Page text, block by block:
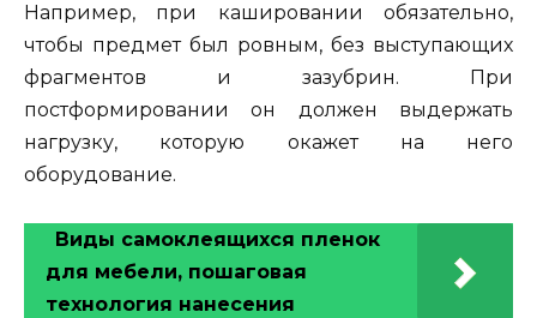
Например, при кашировании обязательно,
чтобы предмет был ровным, без выступающих
фрагментов и зазубрин. При
постформировании он должен выдержать
нагрузку, которую окажет на него
оборудование.
Виды самоклеящихся пленок
для мебели, пошаговая
технология нанесения